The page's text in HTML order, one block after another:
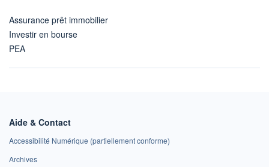
Assurance prêt immobilier
Investir en bourse
PEA
Aide & Contact
Accessibilité Numérique (partiellement conforme)
Archives